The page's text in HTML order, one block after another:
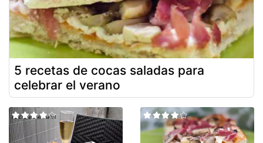
5 recetas de cocas saladas para
celebrar el verano